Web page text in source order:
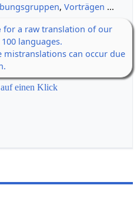
, Vorträgen ...
for a raw translation of our
languages.
mistranslations can occur due
einen Klick